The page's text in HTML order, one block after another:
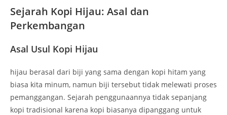
Sejarah Kopi Hijau: Asal dan
Perkembangan
Asal Usul Kopi Hijau
hijau berasal dari biji yang sama dengan kopi hitam yang
biasa kita minum, namun biji tersebut tidak melewati proses
pemanggangan. Sejarah penggunaannya tidak sepanjang
kopi tradisional karena kopi biasanya dipanggang untuk